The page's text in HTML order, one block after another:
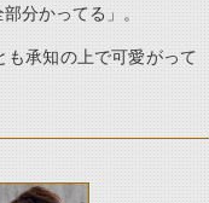
分かってる」。
も承知の上で可愛がって